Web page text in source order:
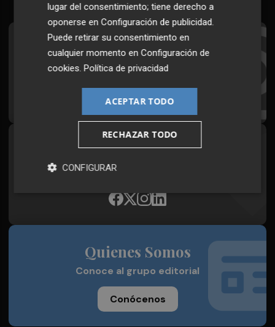
Suscríbete al Boletín
Todos los días a primera hora en tu email
¡Quiero suscribirme!
Síguenos en redes
Plaza Podcast, desde cualquier medio
Quienes Somos
Conoce al grupo editorial
Conócenos
lugar del consentimiento; tiene derecho a
oponerse enConfiguración de publicidad
Puede retirar su consentimiento en
cualquier momento enConfiguración de
cookies .Política de privacidad
ACEPTAR TODO
RECHAZAR TODO
CONFIGURAR